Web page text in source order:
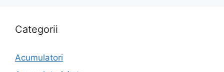
Categorii
Acumulatori